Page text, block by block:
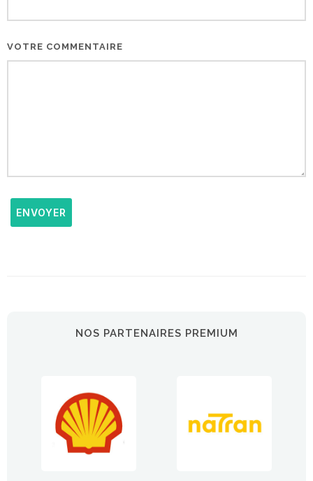
VOTRE COMMENTAIRE
ENVOYER
NOS PARTENAIRES PREMIUM